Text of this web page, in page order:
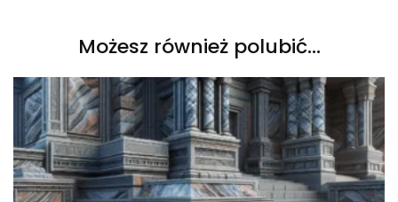
Możesz również polubić…